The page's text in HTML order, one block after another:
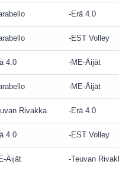
Erä 4.0
EST Volley
4.0 ME-Äijät
ME-Äijät
Rivakka Erä 4.0
4.0 EST Volley
Äijät Teuvan